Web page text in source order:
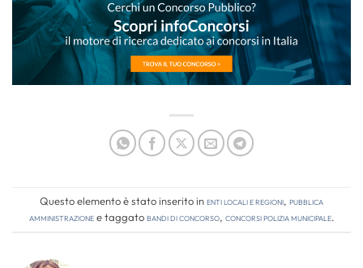
Questo elemento è stato inserito inEnti locali e regioni, Pubblica
amministrazionee taggatobandi di concorso, concorsi polizia municipale.